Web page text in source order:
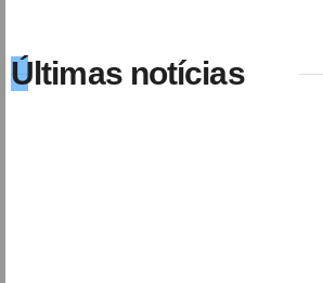
Últimas notícias